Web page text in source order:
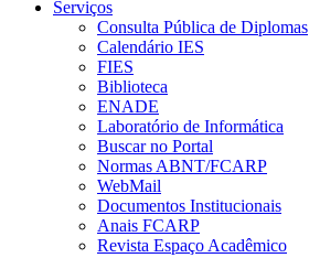
Serviços
Consulta Pública de Diplomas
Calendário IES
FIES
Biblioteca
ENADE
Laboratório de Informática
Buscar no Portal
Normas ABNT/FCARP
WebMail
Documentos Institucionais
Anais FCARP
Revista Espaço Acadêmico